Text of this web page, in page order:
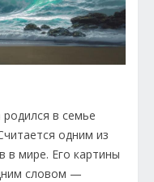
в семье
одним из
в мире. Его картины
словом —